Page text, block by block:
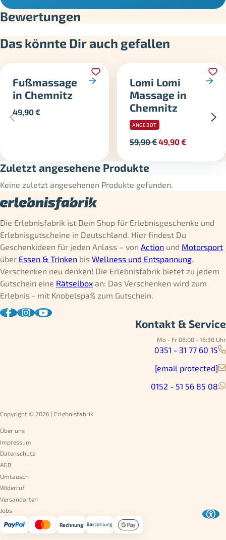
Bewertungen
Das könnte Dir auch gefallen
Fußmassage
in Chemnitz
49,90€
Lomi Lomi
Massage in
Chemnitz
ANGEBOT
59,90€49,90€
Zuletzt angesehene Produkte
Keine zuletzt angesehenen Produkte gefunden.
Die Erlebnisfabrik ist Dein Shop für Erlebnisgeschenke und
Erlebnisgutscheine in Deutschland. Hier findest Du
Geschenkideen für jeden Anlass – von Action und Motorsport
über Essen & Trinken bis Wellness und Entspannung.
Verschenken neu denken! Die Erlebnisfabrik bietet zu jedem
Gutschein eine Rätselbox an: Das Verschenken wird zum
Erlebnis - mit Knobelspaß zum Gutschein.
Kontakt & Service
Mo - Fr 08:00 - 16:30 Uhr
0351 - 31 77 60 15
[email protected]
0152 - 51 56 85 08
Copyright © 2026 | Erlebnisfabrik
Über uns
Impressum
Datenschutz
AGB
Umtausch
Widerruf
Versandarten
Jobs
Rechnung